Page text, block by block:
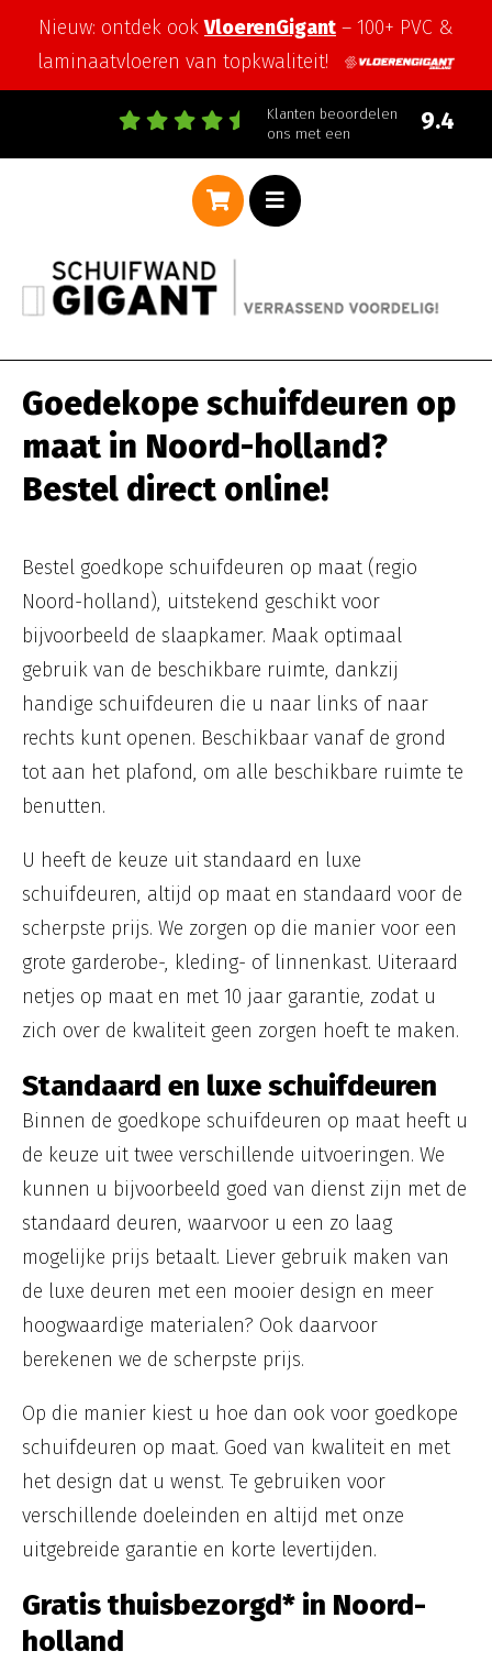
Nieuw: ontdek ookVloerenGigant – 100+ PVC &
laminaatvloeren van topkwaliteit!
Klanten beoordelen
ons met een
9.4
Goedekope schuifdeuren op
maat in Noord-holland?
Bestel direct online!
Bestel goedkope schuifdeuren op maat (regio
Noord-holland), uitstekend geschikt voor
bijvoorbeeld de slaapkamer. Maak optimaal
gebruik van de beschikbare ruimte, dankzij
handige schuifdeuren die u naar links of naar
rechts kunt openen. Beschikbaar vanaf de grond
tot aan het plafond, om alle beschikbare ruimte te
benutten.
U heeft de keuze uit standaard en luxe
schuifdeuren, altijd op maat en standaard voor de
scherpste prijs. We zorgen op die manier voor een
grote garderobe-, kleding- of linnenkast. Uiteraard
netjes op maat en met 10 jaar garantie, zodat u
zich over de kwaliteit geen zorgen hoeft te maken.
Standaard en luxe schuifdeuren
Binnen de goedkope schuifdeuren op maat heeft u
de keuze uit twee verschillende uitvoeringen. We
kunnen u bijvoorbeeld goed van dienst zijn met de
standaard deuren, waarvoor u een zo laag
mogelijke prijs betaalt. Liever gebruik maken van
de luxe deuren met een mooier design en meer
hoogwaardige materialen? Ook daarvoor
berekenen we de scherpste prijs.
Op die manier kiest u hoe dan ook voor goedkope
schuifdeuren op maat. Goed van kwaliteit en met
het design dat u wenst. Te gebruiken voor
verschillende doeleinden en altijd met onze
uitgebreide garantie en korte levertijden.
Gratis thuisbezorgd* in Noord-
holland